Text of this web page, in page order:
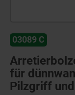
03089 C
für
Pilzgriff